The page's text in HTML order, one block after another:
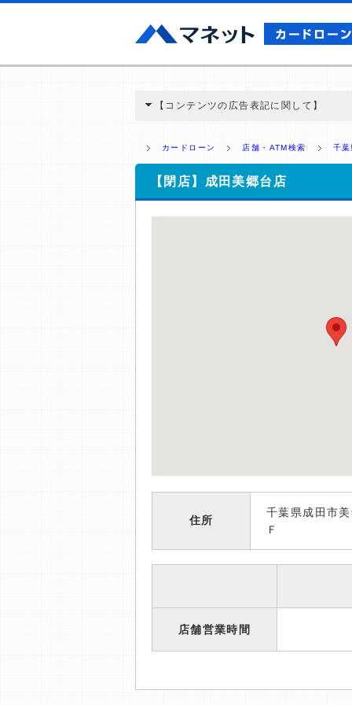
【コンテンツの広告表記に関して】
ミ収集などに基づき、公平性を担保した情
>提携企業一覧
カードローン 店舗・ATM検索 千
【閉店】成田美郷台店
住所
千葉県成田市
Ｆ
店舗営業時間